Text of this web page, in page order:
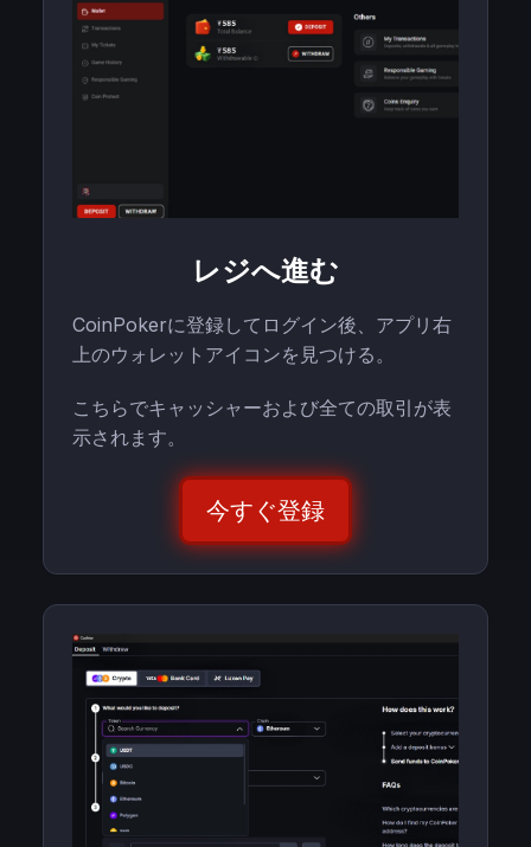
レジへ進む
CoinPokerに登録してログイン後、アプリ右
上のウォレットアイコンを見つける。
こちらでキャッシャーおよび全ての取引が表
示されます。
今すぐ登録